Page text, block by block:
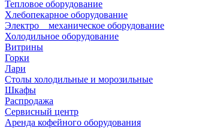
Тепловое оборудование
Хлебопекарное оборудование
Электро _ механическое оборудование
Холодильное оборудование
Витрины
Горки
Лари
Столы холодильные и морозильные
Шкафы
Распродажа
Сервисный центр
Аренда кофейного оборудования